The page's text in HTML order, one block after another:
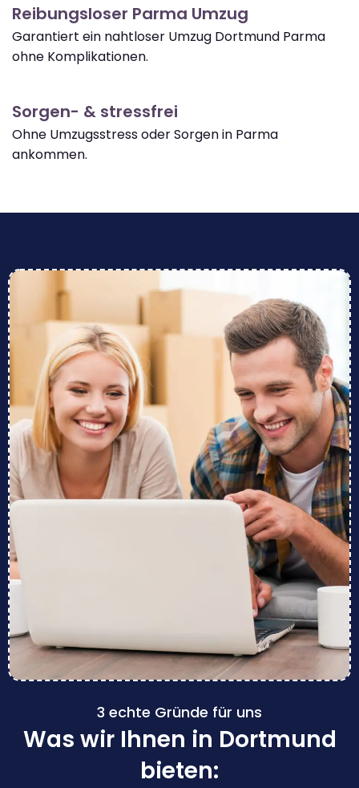
Reibungsloser Parma Umzug
Garantiert ein nahtloser Umzug Dortmund Parma
ohne Komplikationen.
Sorgen- & stressfrei
Ohne Umzugsstress oder Sorgen in Parma
ankommen.
3 echte Gründe für uns
Was wir Ihnen in Dortmund
bieten: